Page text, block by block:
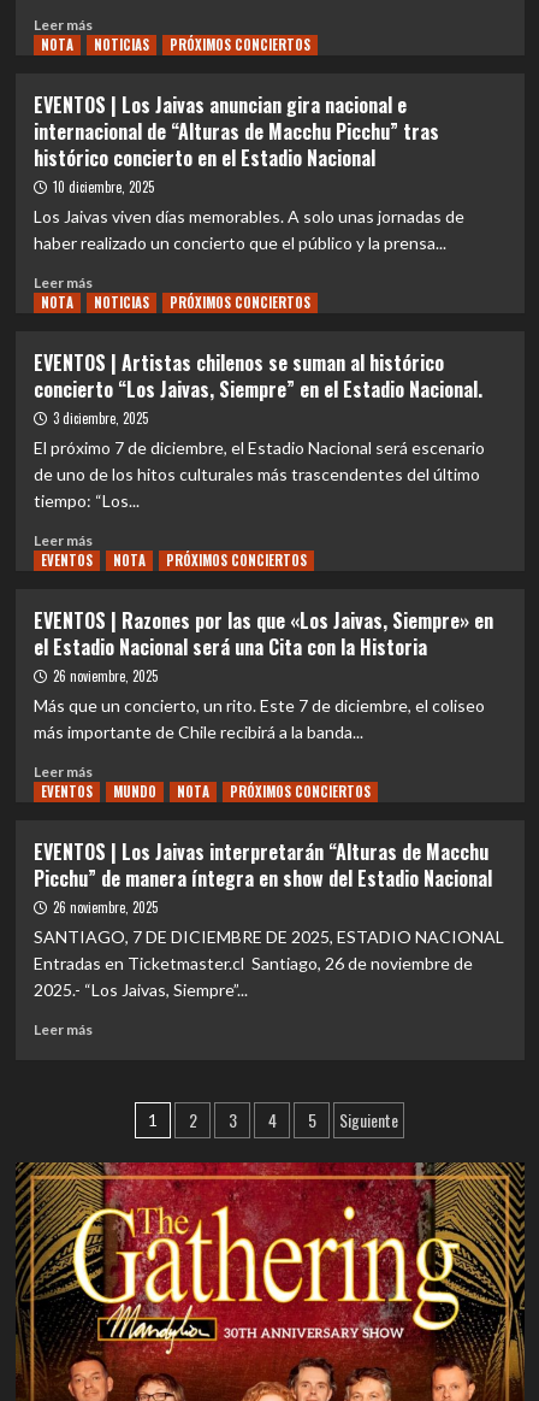
Leer másLeer
más
|
Gira
Alturas
de
Picchu
de
Jaivas
inicia
con
descuento
exclusivo
Tarjetas
Banco
Estado
NOTA NOTICIAS PRÓXIMOS CONCIERTOS
EVENTOS | Los Jaivas anuncian gira nacional e
internacional de “Alturas de Macchu Picchu” tras
histórico concierto en el Estadio Nacional
10 diciembre, 2025
Los Jaivas viven días memorables. A solo unas jornadas de
haber realizado un concierto que el público y la prensa...
Leer másLeer
más
|
Los
Jaivas
anuncian
nacional
de
“Alturas
Macchu
Picchu”
tras
concierto
en
Estadio
Nacional
NOTA NOTICIAS PRÓXIMOS CONCIERTOS
EVENTOS | Artistas chilenos se suman al histórico
concierto “Los Jaivas, Siempre” en el Estadio Nacional.
3 diciembre, 2025
El próximo 7 de diciembre, el Estadio Nacional será escenario
de uno de los hitos culturales más trascendentes del último
tiempo: “Los...
Leer másLeer
más
|
Artistas
chilenos
al
histórico
concierto
Siempre”
en
el
Nacional.
EVENTOS NOTA PRÓXIMOS CONCIERTOS
EVENTOS | Razones por las que «Los Jaivas, Siempre» en
el Estadio Nacional será una Cita con la Historia
26 noviembre, 2025
Más que un concierto, un rito. Este 7 de diciembre, el coliseo
más importante de Chile recibirá a la banda...
Leer másLeer
más
|
Razones
por
las
«Los
Jaivas,
Cita
con
la
Historia
EVENTOS MUNDO NOTA PRÓXIMOS CONCIERTOS
EVENTOS | Los Jaivas interpretarán “Alturas de Macchu
Picchu” de manera íntegra en show del Estadio Nacional
26 noviembre, 2025
SANTIAGO, 7 DE DICIEMBRE DE 2025, ESTADIO NACIONAL
Entradas en Ticketmaster.cl Santiago, 26 de noviembre de
2025.- “Los Jaivas, Siempre”...
Leer másLeer
Jaivas
interpretarán
“Alturas
de
Macchu
Picchu”
de
manera
íntegra
en
show
Paginación
de
entradas
1 2 3 4 5 Siguiente